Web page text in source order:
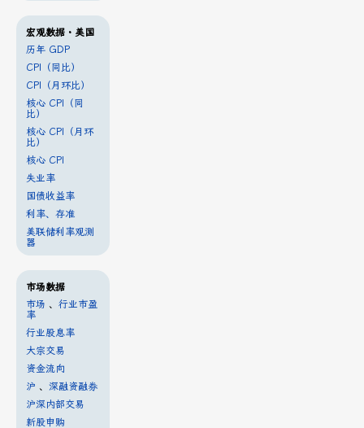
宏观数据・美国
历年 GDP
CPI（同比）
CPI（月环比）
核心 CPI（同
比）
核心 CPI（月环
比）
核心 CPI
失业率
国债收益率
利率、存准
美联储利率观测
器
市场数据
市场 、 行业市盈
率
行业股息率
大宗交易
资金流向
沪 、 深融资融券
沪深内部交易
新股申购